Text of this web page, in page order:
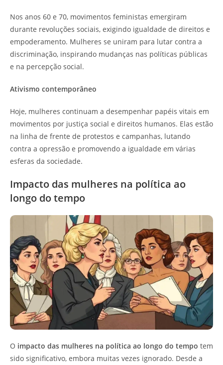
Nos anos 60 e 70, movimentos feministas emergiram
durante revoluções sociais, exigindo igualdade de direitos e
empoderamento. Mulheres se uniram para lutar contra a
discriminação, inspirando mudanças nas políticas públicas
e na percepção social.
Ativismo contemporâneo
Hoje, mulheres continuam a desempenhar papéis vitais em
movimentos por justiça social e direitos humanos. Elas estão
na linha de frente de protestos e campanhas, lutando
contra a opressão e promovendo a igualdade em várias
esferas da sociedade.
Impacto das mulheres na política ao
longo do tempo
O impacto das mulheres na política ao longo do tempo tem
sido significativo, embora muitas vezes ignorado. Desde a